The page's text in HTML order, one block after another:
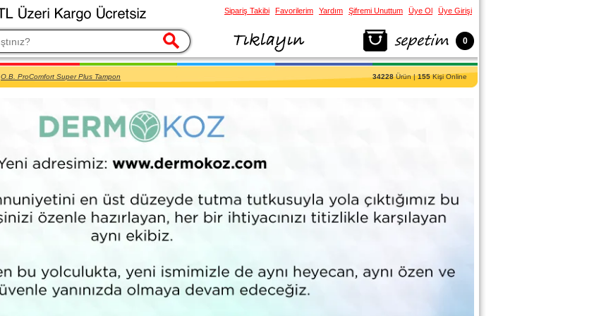
O.B. ProComfort Super Plus Tampon 34228Ürün |155Kişi Online
Sipariş Takibi Favorilerim Yardım Şifremi Unuttum Üye Ol Üye Girişi
0